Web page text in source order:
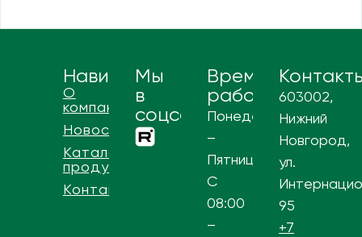
Навигация
О
компании
Новости
Каталог
продукции
Контакты
Мы
в
соцсетях
Время
работы
Понедельник
–
Пятница
С
08:00
–
603002,
Нижний
Новгород,
ул.
95
+7